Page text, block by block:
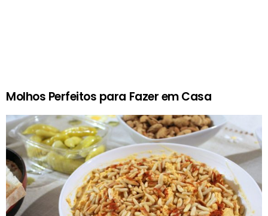
Molhos Perfeitos para Fazer em Casa